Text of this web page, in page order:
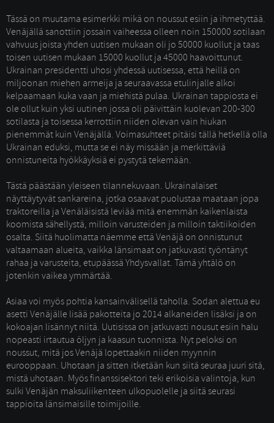
Tässä on muutama esimerkki mikä on noussut esiin ja ihmetyttää.
Venäjällä sanottiin jossain vaiheessa olleen noin 150000 sotilaan
vahvuus joista yhden uutisen mukaan oli jo 50000 kuollut ja taas
toisen uutisen mukaan 15000 kuollut ja 45000 haavoittunut.
Ukrainan presidentti uhosi yhdessä uutisessa, että heillä on
miljoonan miehen armeija ja seuraavassa etulinjalle alkoi
kelpaamaan kuka vaan ja miehistä pulaa. Ukrainan tappiosta ei
ole ollut kuin yksi uutinen jossa oli päivittäin kuolevan 200-300
sotilasta ja toisessa kerrottiin niiden olevan vain hiukan
pienemmät kuin Venäjällä. Voimasuhteet pitäisi tällä hetkellä olla
Ukrainan eduksi, mutta se ei näy missään ja merkittäviä
onnistuneita hyökkäyksiä ei pystytä tekemään.
Tästä päästään yleiseen tilannekuvaan. Ukrainalaiset
näyttäytyvät sankareina, jotka osaavat puolustaa maataan jopa
traktoreilla ja Venäläisistä leviää mitä enemmän kaikenlaista
koomista sähellystä, milloin varusteiden ja milloin taktiikoiden
osalta. Siitä huolimatta näemme että Venäjä on onnistunut
valtaamaan alueita, vaikka länsimaat on jatkuvasti työntänyt
rahaa ja varusteita, etupäässä Yhdysvallat. Tämä yhtälö on
jotenkin vaikea ymmärtää.
Asiaa voi myös pohtia kansainvälisellä taholla. Sodan alettua eu
asetti Venäjälle lisää pakotteita jo 2014 alkaneiden lisäksi ja on
kokoajan lisännyt niitä. Uutisissa on jatkuvasti nousut esiin halu
nopeasti irtautua öljyn ja kaasun tuonnista. Nyt peloksi on
noussut, mitä jos Venäjä lopettaakin niiden myynnin
eurooppaan. Uhotaan ja sitten itketään kun siitä seuraa juuri sitä,
mistä uhotaan. Myös finanssisektori teki erikoisia valintoja, kun
sulki Venäjän maksuliikenteen ulkopuolelle ja siitä seurasi
tappioita länsimaisille toimijoille.